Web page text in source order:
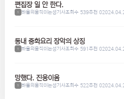
편집장 일 안 한다.
1 하울의움직이는성기사조회수 539추천 0
동내 중화요리 장악의 상징
1 하울의움직이는성기사조회수 591추천 0
망했다. 진웅이옴
1 하울의움직이는성기사조회수 522추천 0